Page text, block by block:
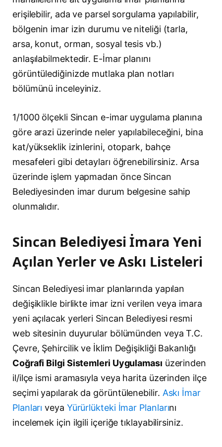
erişilebilir, ada ve parsel sorgulama yapılabilir,
bölgenin imar izin durumu ve niteliği (tarla,
arsa, konut, orman, sosyal tesis vb.)
anlaşılabilmektedir. E-İmar planını
görüntülediğinizde mutlaka plan notları
bölümünü inceleyiniz.
1/1000 ölçekli Sincan e-imar uygulama planına
göre arazi üzerinde neler yapılabileceğini, bina
kat/yükseklik izinlerini, otopark, bahçe
mesafeleri gibi detayları öğrenebilirsiniz. Arsa
üzerinde işlem yapmadan önce Sincan
Belediyesinden imar durum belgesine sahip
olunmalıdır.
Sincan Belediyesi İmara Yeni
Açılan Yerler ve Askı Listeleri
Sincan Belediyesi imar planlarında yapılan
değişiklikle birlikte imar izni verilen veya imara
yeni açılacak yerleri Sincan Belediyesi resmi
web sitesinin duyurular bölümünden veya T.C.
Çevre, Şehircilik ve İklim Değişikliği Bakanlığı
Coğrafi Bilgi Sistemleri Uygulaması üzerinden
il/ilçe ismi aramasıyla veya harita üzerinden ilçe
seçimi yapılarak da görüntülenebilir. Askı İmar
Planları veya Yürürlükteki İmar Planlarını
incelemek için ilgili içeriğe tıklayabilirsiniz.